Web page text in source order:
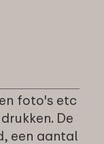
foto's etc
De
een aantal